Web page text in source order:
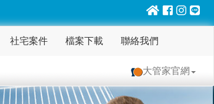
社宅案件 檔案下載 聯絡我們
大管家官網